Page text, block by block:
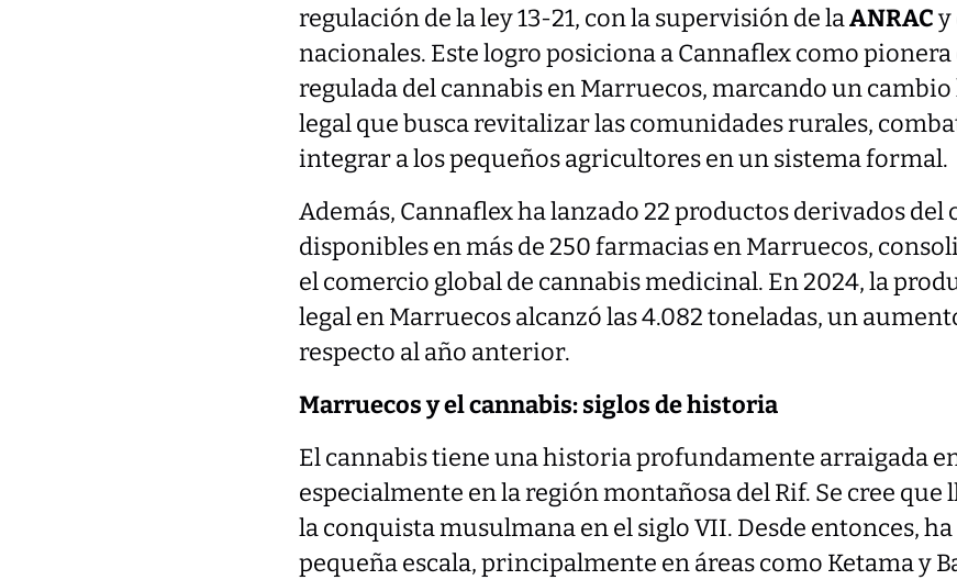
regulación de la ley 13-21, con la supervisión de laANRACy
nacionales. Este logro posiciona a Cannaflex como
regulada del cannabis en Marruecos, marcando un
legal que busca revitalizar las comunidades rurales,
integrar a los pequeños agricultores en un sistema formal.
Además, Cannaflex ha lanzado 22 productos derivados del
disponibles en más de 250 farmacias en Marruecos,
el comercio global de cannabis medicinal. En 2024, la
legal en Marruecos alcanzó las 4.082 toneladas, un
respecto al año anterior.
Marruecos y el cannabis: siglos de historia
El cannabis tiene una historia profundamente arraigada
especialmente en la región montañosa del Rif. Se cree que
la conquista musulmana en el siglo VII. Desde entonces,
pequeña escala, principalmente en áreas como Ketama y